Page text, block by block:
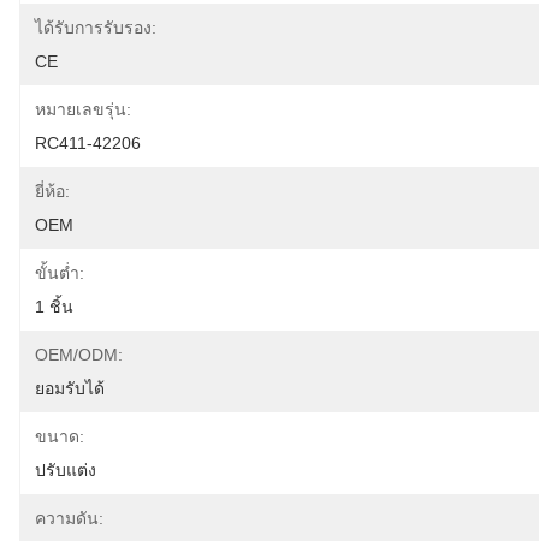
ได้รับการรับรอง:
CE
หมายเลขรุ่น:
RC411-42206
ยี่ห้อ:
OEM
ขั้นต่ำ:
1 ชิ้น
OEM/ODM:
ยอมรับได้
ขนาด:
ปรับแต่ง
ความดัน: